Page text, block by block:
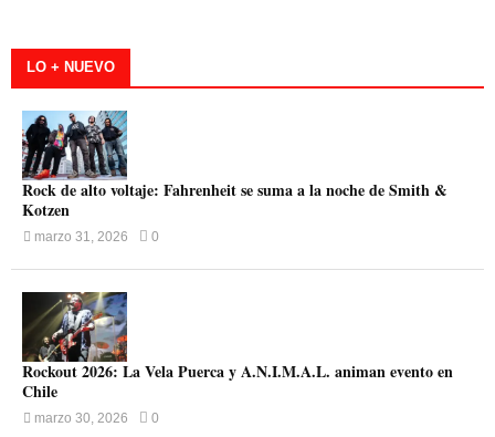
LO + NUEVO
Rock de alto voltaje: Fahrenheit se suma a la noche de Smith &
Kotzen
marzo 31, 2026 0
Rockout 2026: La Vela Puerca y A.N.I.M.A.L. animan evento en
Chile
marzo 30, 2026 0